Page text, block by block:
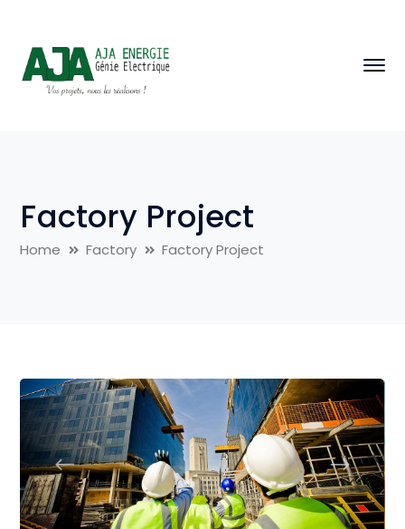
Factory Project
Home Factory Factory Project